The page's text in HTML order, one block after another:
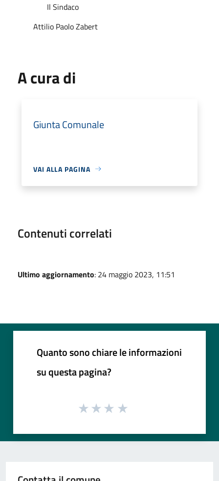
Il Sindaco
Attilio Paolo Zabert
A cura di
Giunta Comunale
VAI ALLA PAGINA
Contenuti correlati
Ultimo aggiornamento: 24 maggio 2023, 11:51
Quanto sono chiare le informazioni
su questa pagina?